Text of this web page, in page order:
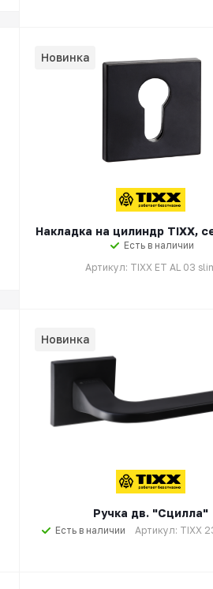
Новинка
Накладка на цилиндр TIXX,
Есть в наличии
Артикул: TIXX ET AL 03
Новинка
Ручка дв. "Сцилла"
Есть в наличии Артикул: TIXX